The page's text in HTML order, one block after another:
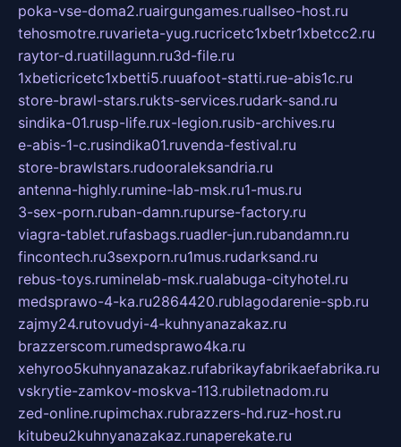
poka-vse-doma2.ruairgungames.ruallseo-host.ru
tehosmotre.ruvarieta-yug.rucricetc1xbetr1xbetcc2.ru
raytor-d.ruatillagunn.ru3d-file.ru
1xbeticricetc1xbetti5.ruuafoot-statti.rue-abis1c.ru
store-brawl-stars.rukts-services.rudark-sand.ru
sindika-01.rusp-life.rux-legion.rusib-archives.ru
e-abis-1-c.rusindika01.ruvenda-festival.ru
store-brawlstars.rudooraleksandria.ru
antenna-highly.rumine-lab-msk.ru1-mus.ru
3-sex-porn.ruban-damn.rupurse-factory.ru
viagra-tablet.rufasbags.ruadler-jun.rubandamn.ru
fincontech.ru3sexporn.ru1mus.rudarksand.ru
rebus-toys.ruminelab-msk.rualabuga-cityhotel.ru
medsprawo-4-ka.ru2864420.rublagodarenie-spb.ru
zajmy24.rutovudyi-4-kuhnyanazakaz.ru
brazzerscom.rumedsprawo4ka.ru
xehyroo5kuhnyanazakaz.rufabrikayfabrikaefabrika.ru
vskrytie-zamkov-moskva-113.rubiletnadom.ru
zed-online.rupimchax.rubrazzers-hd.ruz-host.ru
kitubeu2kuhnyanazakaz.runaperekate.ru